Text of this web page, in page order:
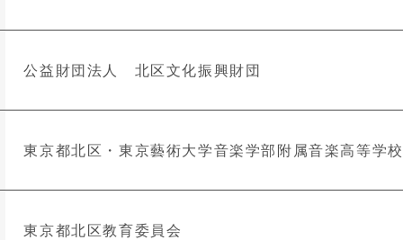
公益財団法人 北区文化振興財団
東京都北区・東京藝術大学音楽学部附属音楽高等学校
東京都北区教育委員会